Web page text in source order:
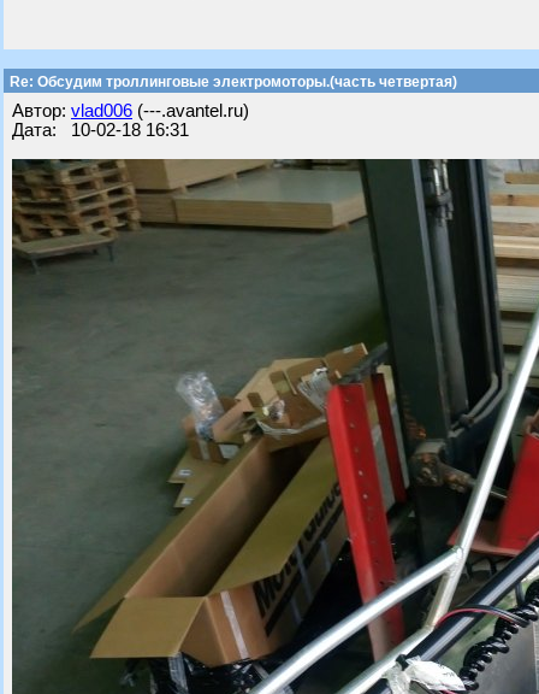
Re: Обсудим троллинговые электромоторы.(часть четвертая)
Автор: vlad006 (---.avantel.ru)
Дата: 10-02-18 16:31